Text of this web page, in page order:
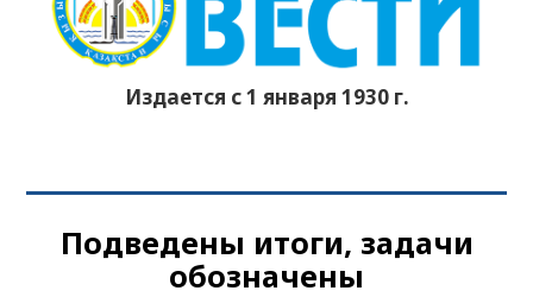
Издается с 1 января 1930 г.
Подведены итоги, задачи
обозначены